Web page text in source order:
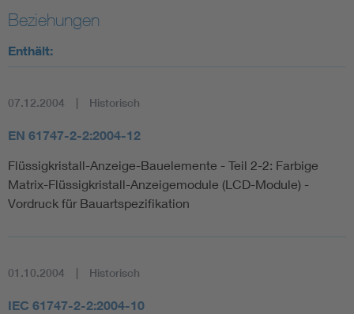
DIN VDE 0100 für sichere Elektroinstallationen
Beziehungen
Enthält:
07.12.2004 Historisch
EN 61747-2-2:2004-12
Flüssigkristall-Anzeige-Bauelemente - Teil 2-2: Farbige
Matrix-Flüssigkristall-Anzeigemodule (LCD-Module) -
Vordruck für Bauartspezifikation
01.10.2004 Historisch
IEC 61747-2-2:2004-10